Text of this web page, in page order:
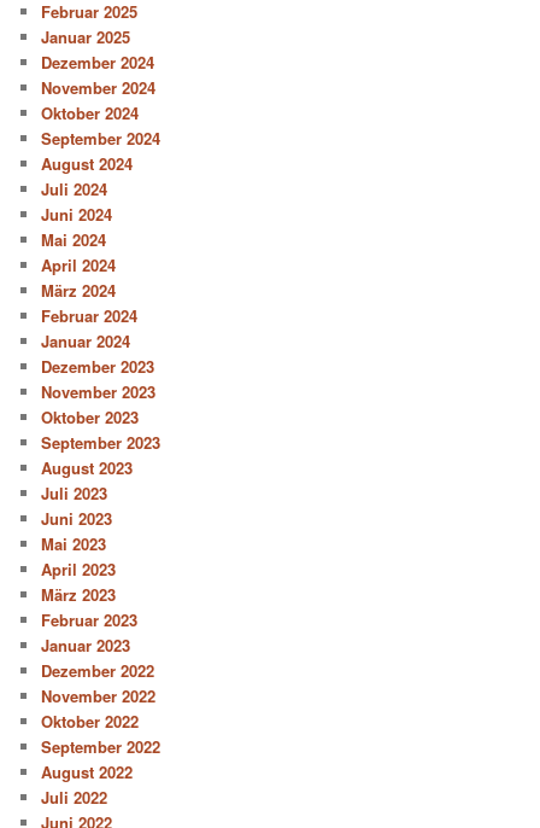
Februar 2025
Januar 2025
Dezember 2024
November 2024
Oktober 2024
September 2024
August 2024
Juli 2024
Juni 2024
Mai 2024
April 2024
März 2024
Februar 2024
Januar 2024
Dezember 2023
November 2023
Oktober 2023
September 2023
August 2023
Juli 2023
Juni 2023
Mai 2023
April 2023
März 2023
Februar 2023
Januar 2023
Dezember 2022
November 2022
Oktober 2022
September 2022
August 2022
Juli 2022
Juni 2022